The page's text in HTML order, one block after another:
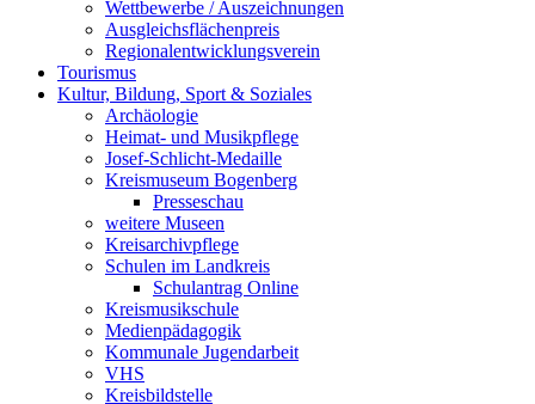
Wettbewerbe / Auszeichnungen
Ausgleichsflächenpreis
Regionalentwicklungsverein
Tourismus
Kultur, Bildung, Sport & Soziales
Archäologie
Heimat- und Musikpflege
Josef-Schlicht-Medaille
Kreismuseum Bogenberg
Presseschau
weitere Museen
Kreisarchivpflege
Schulen im Landkreis
Schulantrag Online
Kreismusikschule
Medienpädagogik
Kommunale Jugendarbeit
VHS
Kreisbildstelle